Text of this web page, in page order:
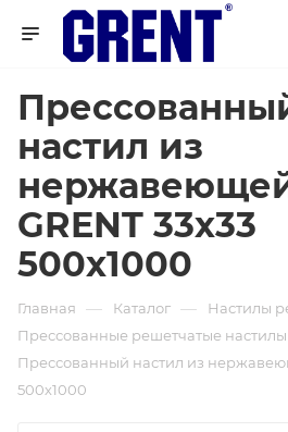
настил из
GRENT 33х33
500х1000
Главная — Каталог — Настилы
Прессованные решетчатые настилы
Прессованный настил из
500х1000